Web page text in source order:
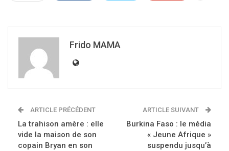
Frido MAMA
ARTICLE PRÉCÉDENT
La trahison amère : elle
vide la maison de son
copain Bryan en son
ARTICLE SUIVANT
Burkina Faso : le média
« Jeune Afrique »
suspendu jusqu’à